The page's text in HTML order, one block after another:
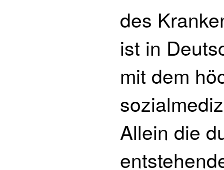
des
ist in
mit dem
Allein die